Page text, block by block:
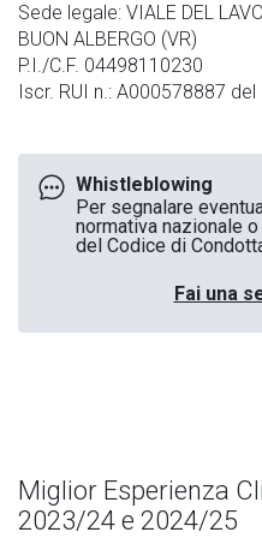
Sede legale: VIALE DEL
BUON ALBERGO (VR)
P.I./C.F. 04498110230
Iscr. RUI n.: A000578887
Whistleblowing
Per segnalare
normativa nazionale o
del Codice di
Fai una
Miglior Esperienza
2023/24 e 2024/25